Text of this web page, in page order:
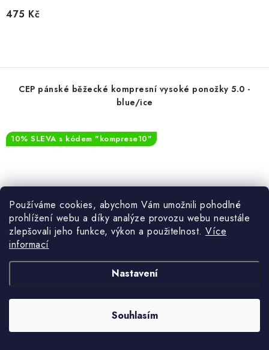
Používáme cookies, abychom Vám umožnili pohodlné
prohlížení webu a díky analýze provozu webu neustále
zlepšovali jeho funkce, výkon a použitelnost. Více
informací
Nastavení
Souhlasím
475 Kč
CEP pánské běžecké kompresní vysoké ponožky 5.0 -
blue/ice
10% SLEVA s kódem "komprese10"